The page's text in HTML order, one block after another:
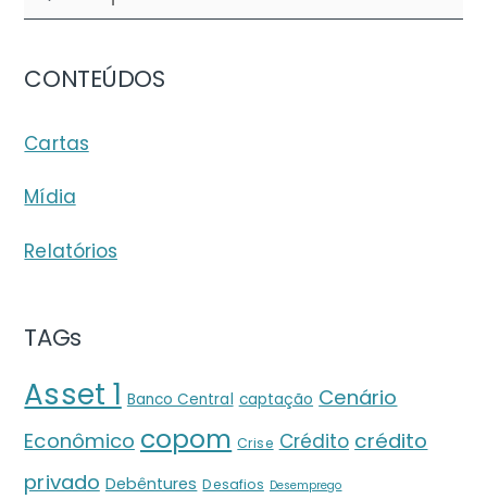
CONTEÚDOS
Cartas
Mídia
Relatórios
TAGs
Asset 1 Banco Central captação Cenário
Econômico copom Crise Crédito crédito
privado Debêntures Desafios Desemprego